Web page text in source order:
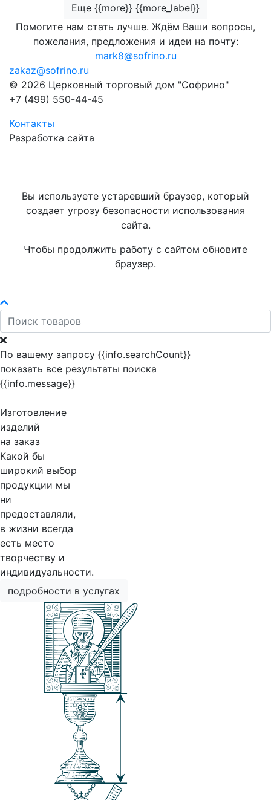
Еще {{more}} {{more_label}}
Помогите нам стать лучше. Ждём Ваши вопросы,
пожелания, предложения и идеи на почту:
mark8@sofrino.ru
zakaz@sofrino.ru
© 2026 Церковный торговый дом "Софрино"
+7 (499) 550-44-45
Контакты
Разработка сайта
Вы используете устаревший браузер, который
создает угрозу безопасности использования
сайта.
Чтобы продолжить работу с сайтом обновите
браузер.
По вашему запросу {{info.searchCount}}
показать все результаты поиска
{{info.message}}
Изготовление
изделий
на заказ
Какой бы
широкий выбор
продукции мы
ни
предоставляли,
в жизни всегда
есть место
творчеству и
индивидуальности.
подробности в услугах